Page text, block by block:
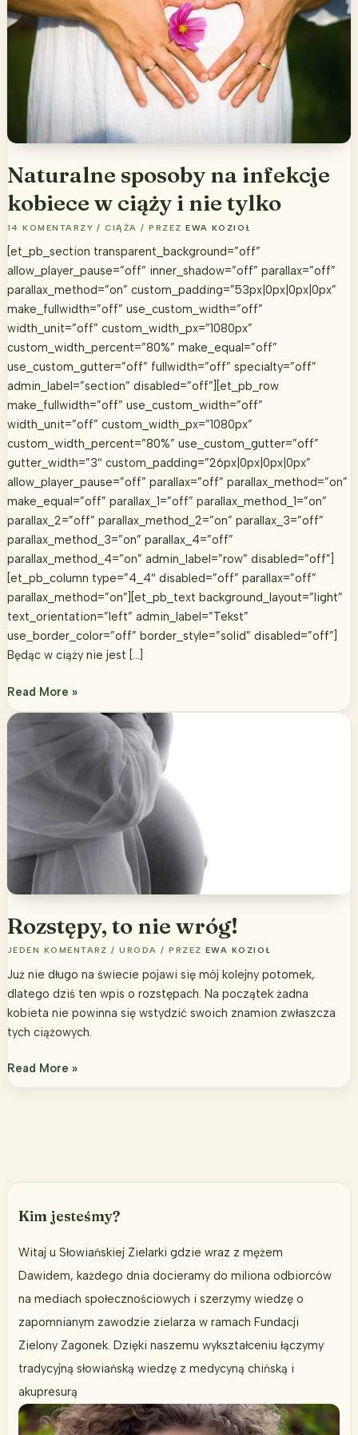
Naturalne sposoby na infekcje
kobiece w ciąży i nie tylko
14 KOMENTARZY /CIĄŻA / PRZEZEWA KOZIOŁ
[et_pb_section transparent_background=”off”
allow_player_pause=”off” inner_shadow=”off” parallax=”off”
parallax_method=”on” custom_padding=”53px|0px|0px|0px”
make_fullwidth=”off” use_custom_width=”off”
width_unit=”off” custom_width_px=”1080px”
custom_width_percent=”80%” make_equal=”off”
use_custom_gutter=”off” fullwidth=”off” specialty=”off”
admin_label=”section” disabled=”off”][et_pb_row
make_fullwidth=”off” use_custom_width=”off”
width_unit=”off” custom_width_px=”1080px”
custom_width_percent=”80%” use_custom_gutter=”off”
gutter_width=”3″ custom_padding=”26px|0px|0px|0px”
allow_player_pause=”off” parallax=”off” parallax_method=”on”
make_equal=”off” parallax_1=”off” parallax_method_1=”on”
parallax_2=”off” parallax_method_2=”on” parallax_3=”off”
parallax_method_3=”on” parallax_4=”off”
parallax_method_4=”on” admin_label=”row” disabled=”off”]
[et_pb_column type=”4_4″ disabled=”off” parallax=”off”
parallax_method=”on”][et_pb_text background_layout=”light”
text_orientation=”left” admin_label=”Tekst”
use_border_color=”off” border_style=”solid” disabled=”off”]
Będąc w ciąży nie jest […]
Naturalne
sposoby
na
infekcje
i
tylko
Read More »
Rozstępy, to nie wróg!
JEDEN KOMENTARZ /URODA / PRZEZ EWA KOZIOŁ
Już nie długo na świecie pojawi się mój kolejny potomek,
dlatego dziś ten wpis o rozstępach. Na początek żadna
kobieta nie powinna się wstydzić swoich znamion zwłaszcza
tych ciążowych.
Rozstępy,
Read More »
Kim jesteśmy?
Witaj u Słowiańskiej Zielarki gdzie wraz z mężem
Dawidem, każdego dnia docieramy do miliona odbiorców
na mediach społecznościowych i szerzymy wiedzę o
zapomnianym zawodzie zielarza w ramach Fundacji
Zielony Zagonek. Dzięki naszemu wykształceniu łączymy
tradycyjną słowiańską wiedzę z medycyną chińską i
akupresurą